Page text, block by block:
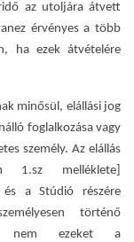
az utoljára átvett
érvényes a több
ha ezek átvételére
minősül, elállási jog
foglalkozása vagy
személy. Az elállás
melléklete]
és a Stúdió részére
történő
nem ezeket a